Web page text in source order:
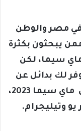
في مصر والوطن
يبحثون بكثرة
سيما، لكن
لك بدائل عن
مشاهدة فيلم مطرح مطروح كامل ماي سيما 2023،
وتيليجرام.